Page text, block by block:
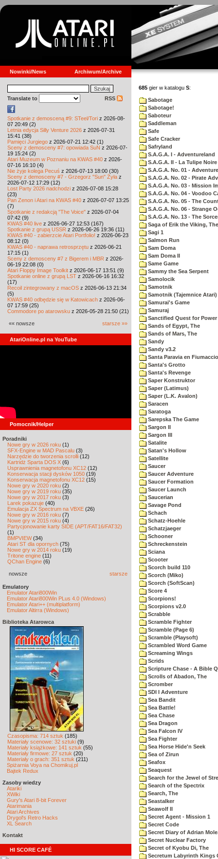
Nowinki/News Archiwum/Archive
Translate to RSS
Spotkanie z demosceną #9: STeel/Tori z 2026-08-
07 20:49 (2)
Letnia edycja Silly Venture 2026 z 2026-07-31
15:41 (38)
Pamięci Jurgiego z 2026-07-21 12:42 (1)
Sceny z demosceny #7: opowiada SuN z 2026-07-
19 15:24 (2)
Atari Muzeum w Poznaniu na KWAS #40 z 2026-
07-16 16:10 (4)
Nie żyje kolega Pecuś z 2026-07-13 18:00 (30)
Sceny z demosceny #7 - Grzegorz "Sun" Żyła z
2026-07-12 17:29 (12)
Lost Party 2026 nadchodzi z 2026-07-08 15:28
(23)
Pan Zenon i Atari na KWAS #40 z 2026-07-07 13:25
(7)
Spotkanie z redakcją "The Voice" z 2026-07-04
07:42 (9)
KWAS #40 live z 2026-06-27 12:53 (167)
Spotkanie z grupą USSR z 2026-06-26 19:36 (11)
KWAS #40 - zabierzcie Atari Portfolio! z 2026-06-23
08:12 (0)
KWAS #40 - naprawa retrosprzętu z 2026-06-21
17:15 (1)
Sceny z demosceny #7 z Bigerem i MBR z 2026-
06-19 22:08 (0)
Atari Floppy Image Toolkit z 2026-06-17 13:51 (9)
Spotkanie online z grupą LST z 2026-06-16 16:32
(17)
Recoil zintegrowany z macOS z 2026-06-13 21:34
(5)
KWAS #40 odbędzie się w Katowicach z 2026-06-
07 17:59 (25)
Commodore po atarowsku z 2026-05-28 21:50 (21)
«« nowsze starsze »»
AtariOnline.pl na YouTube
Pomocnik/Helper
Poradniki
Nowe gry w 2026 roku (1)
SFX-Engine w MAD Pascalu (3)
Narzędzie do tworzenia scrolli (12)
Kartridż Sparta DOS X (6)
Usprawnienia magnetofonu XC12 (12)
Konserwacja stacji dysków 1050 (19)
Konserwacja magnetofonu XC12 (15)
Nowe gry w 2020 roku (2)
Nowe gry w 2019 roku (35)
Nowe gry w 2017 roku (3)
Larek pokazuje (40)
Emulacja ZX Spectrum na VBXE (26)
Nowe gry w 2016 roku (7)
Nowe gry w 2015 roku (4)
Partycjonowanie karty SIDE (APT/FAT16/FAT32)
(1)
BMPVIEW(34)
Atari ST dla opornych (75)
Nowe gry w 2014 roku (19)
Tritone engine (11)
QChan Engine (6)
nowsze starsze
Emulatory
Emulator Atari800Win
Emulator Atari800Win PLus 4.0 (Windows)
Emulator Atari++ (multiplatform)
Emulator Altirra (Windows)
Biblioteka Atarowca
Czasopisma: 714 sztuk (185)
Materiały scenowe: 32 sztuki (9)
Materiały książkowe: 141 sztuk (55)
Materiały firmowe: 27 sztuk (20)
Materiały o grach: 351 sztuk (211)
Spiżarnia Voya na Chomikuj.pl
Bajtek Redux
Zasoby wiedzy
Atariki
XWiki
Gury's Atari 8-bit Forever
Atarimania
Atari Archives
Drygol's Retro Hacks
XL Search
Kontakt
HI SCORE CAFÉ
685 gier w katalogu S:
Sabotage
Sabotage!
Saboteur
Saddleman
Safe
Safe Cracker
Safryland
S.A.G.A. I - Adventureland
S.A.G.A. II - La Tulipe Noire
S.A.G.A. No. 01 -
S.A.G.A. No. 02 - Pirate
S.A.G.A. No. 03 - Mission
S.A.G.A. No. 04 - Voodoo
S.A.G.A. No. 05 - The
S.A.G.A. No. 06 - Strange
S.A.G.A. No. 13 - The
Saga of Erik the Viking, The
Sagi 1
Salmon Run
Sam Doma
Sam Doma II
Same Game
Sammy the Sea Serpent
Samolocik
Samotnik
Samotnik (Tajemnice Atari)
Samurai's Game
Samuraj
Sanctified Quest for Power
Sands of Egypt, The
Sands of Mars, The
Sandy
Sandy v3.2
Santa Paravia en Fiumaccio
Santa's Grotto
Santa's Revenge
Saper Konstruktor
Saper (Latimus)
Saper (L.K. Avalon)
Saracen
Saratoga
Sarepska The Game
Sargon II
Sargon III
Satalite
Satan's Hollow
Satellite
Saucer
Saucer Adventure
Saucer Formation
Saucer Launch
Saucerian
Savage Pond
Schach
Schatz-Hoehle
Schatzjaeger
Schooner
Schreckenstein
Sciana
Scooter
Scorch build 110
Scorch (Miko)
Scorch (SoftScan)
Score 4
Scorpions!
Scorpions v2.0
Scrabble
Scramble Fighter
Scramble (Page 6)
Scramble (Playsoft)
Scrambled Word Game
Screaming Wings
Scrids
Scripture Chase - A Bible
Scrolls of Abadon, The
Scromber
SDI I Adventure
Sea Bandit
Sea Battle!
Sea Chase
Sea Dragon
Sea Falcon IV
Sea Fighter
Sea Horse Hide'n Seek
Sea of Zirun
Seafox
Seaquest
Search for the Jewel of
Search of the Spectrix
Search, The
Seastalker
Seawolf II
Secret Agent - Mission 1
Secret Code
Secret Diary of Adrian
Secret Nuclear Factory
Secret of Kyobu Di, The
Secretum Labyrinth Kings